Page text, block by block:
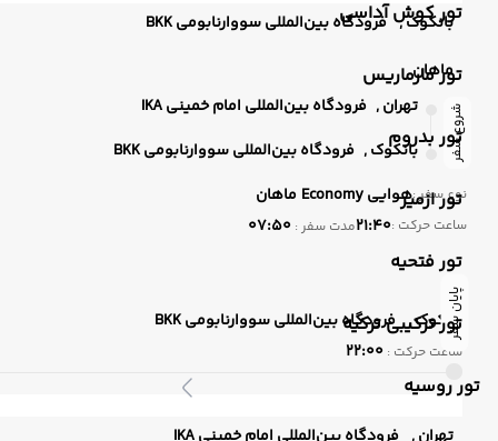
تور کوش آداسی
تور مارماریس
تور بدروم
تور ازمیر
تور فتحیه
تور ترکیبی ترکیه
تور روسیه
بانکوک , فرودگاه بین‌المللی سووارنابومی BKK
ماهان
شروع سفر تهران , فرودگاه بین‌المللی امام خمینی IKA
بانکوک , فرودگاه بین‌المللی سووارنابومی BKK
نوع سفر :هوایی ماهان
ساعت حرکت :21:40مدت سفر : 07:50
پایان سفر
بانکوک , فرودگاه بین‌المللی سووارنابومی BKK
ساعت حرکت : 22:00